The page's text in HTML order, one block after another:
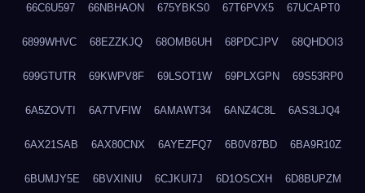
66C6U597 66NBHAON 675YBKS0 67T6PVX5 67UCAPT0
6899WHVC 68EZZKJQ 68OMB6UH 68PDCJPV 68QHDOI3
699GTUTR 69KWPV8F 69LSOT1W 69PLXGPN 69S53RP0
6A5ZOVTI 6A7TVFIW 6AMAWT34 6ANZ4C8L 6AS3LJQ4
6AX21SAB 6AX80CNX 6AYEZFQ7 6B0V87BD 6BA9R10Z
6BUMJY5E 6BVXINIU 6CJKUI7J 6D1OSCXH 6D8BUPZM